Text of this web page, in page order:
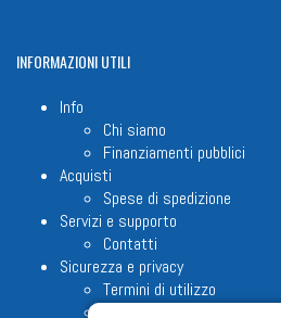
INFORMAZIONIUTILI
Info
Chi siamo
Finanziamenti pubblici
Acquisti
Spese di spedizione
Servizi e supporto
Contatti
Sicurezza e privacy
Termini di utilizzo